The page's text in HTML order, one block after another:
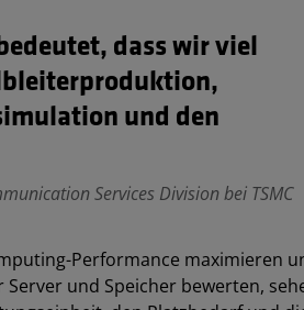
dass wir viel
und den
Services Division bei TSMC
Performance maximieren
und Speicher bewerten,